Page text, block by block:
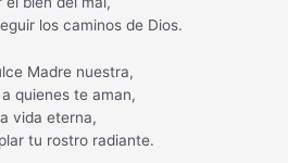
los caminos de Dios.
Madre nuestra,
quienes te aman,
vida eterna,
tu rostro radiante.